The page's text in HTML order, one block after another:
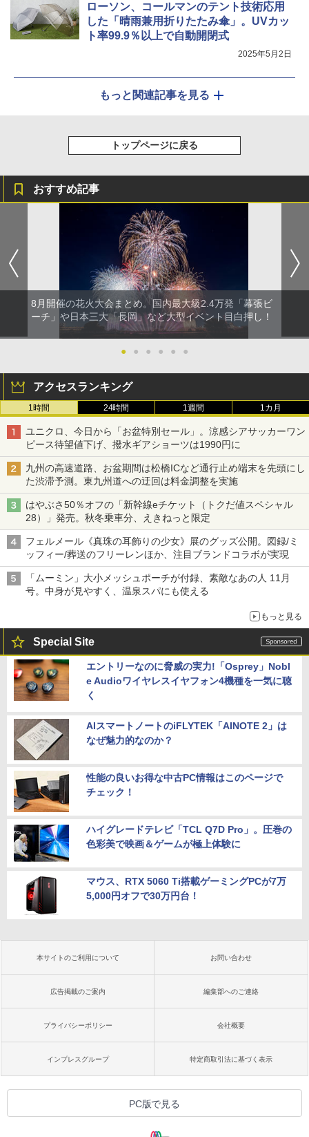
ローソン、コールマンのテント技術応用
した「晴雨兼用折りたたみ傘」。UVカッ
ト率99.9％以上で自動開閉式
2025年5月2日
もっと関連記事を見る
トップページに戻る
おすすめ記事
8月開催の花火大会まとめ。国内最大級2.4万発「幕張ビ
ーチ」や日本三大「長岡」など大型イベント目白押し！
● ● ● ● ● ●
アクセスランキング
1時間 24時間 1週間 1カ月
ユニクロ、今日から「お盆特別セール」。涼感シアサッカーワン
ピース待望値下げ、撥水ギアショーツは1990円に
九州の高速道路、お盆期間は松橋ICなど通行止め端末を先頭にし
た渋滞予測。東九州道への迂回は料金調整を実施
はやぶさ50％オフの「新幹線eチケット（トクだ値スペシャル
28）」発売。秋冬乗車分、えきねっと限定
フェルメール《真珠の耳飾りの少女》展のグッズ公開。図録/ミ
ッフィー/葬送のフリーレンほか、注目ブランドコラボが実現
「ムーミン」大小メッシュポーチが付録、素敵なあの人 11月
号。中身が見やすく、温泉スパにも使える
もっと見る
Special Site
エントリーなのに脅威の実力!「Osprey」Nobl
e Audioワイヤレスイヤフォン4機種を一気に聴
く
AIスマートノートのiFLYTEK「AINOTE 2」は
なぜ魅力的なのか？
性能の良いお得な中古PC情報はこのページで
チェック！
ハイグレードテレビ「TCL Q7D Pro」。圧巻の
色彩美で映画＆ゲームが極上体験に
マウス、RTX 5060 Ti搭載ゲーミングPCが7万
5,000円オフで30万円台！
本サイトのご利用について お問い合わせ
広告掲載のご案内 編集部へのご連絡
プライバシーポリシー 会社概要
インプレスグループ 特定商取引法に基づく表示
PC版で見る